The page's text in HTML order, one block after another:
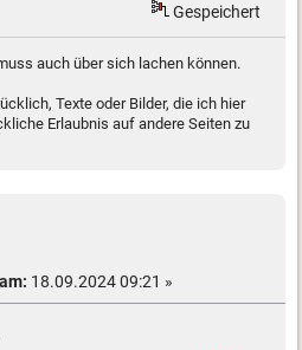
Gespeichert
auch über sich lachen können.
Texte oder Bilder, die ich hier
Erlaubnis auf andere Seiten zu
18.09.2024 09:21 »